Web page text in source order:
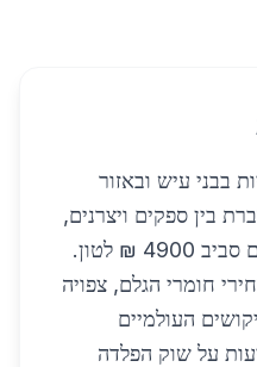
בבני עיש ובאזור
בין ספקים ויצרנים,
עם מחירים ממוצעים הנעים סביב 4900 ₪ לטון.
חומרי הגלם, צפויה
העולמיים
על שוק הפלדה